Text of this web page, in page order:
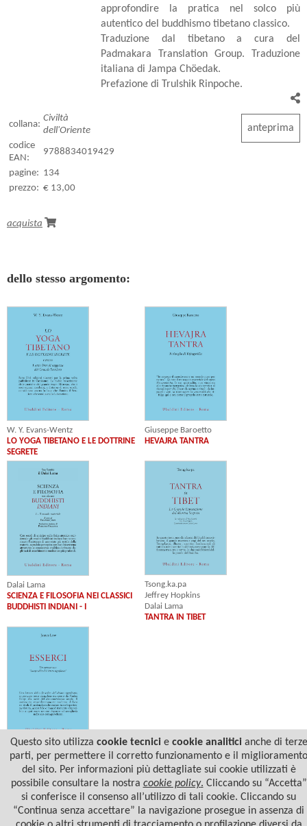
approfondire la pratica nel solco più
autentico del buddhismo tibetano classico.
Traduzione dal tibetano a cura del
Padmakara Translation Group. Traduzione
italiana di Jampa Chöedak.
Prefazione di Trulshik Rinpoche.
collana:
Civiltà
dell'Oriente
codice
EAN:
9788834019429
pagine: 134
prezzo: € 13,00
acquista
anteprima
dello stesso argomento:
W. Y. Evans-Wentz
LO YOGA TIBETANO E LE DOTTRINE
SEGRETE
Giuseppe Baroetto
HEVAJRA TANTRA
Dalai Lama
SCIENZA E FILOSOFIA NEI CLASSICI
BUDDHISTI INDIANI - I
Tsong.ka.pa
Jeffrey Hopkins
Dalai Lama
TANTRA IN TIBET
James Low
ESSERCI
Questo sito utilizza cookie tecnicie cookie analiticianche di terze
parti, per permettere il corretto funzionamento e il miglioramento
del sito. Per informazioni più dettagliate sui cookie utilizzati è
possibile consultare la nostra cookie policy. Cliccando su “Accetta”
si conferisce il consenso all’utilizzo di tali cookie. Cliccando su
“Continua senza accettare” la navigazione prosegue in assenza di